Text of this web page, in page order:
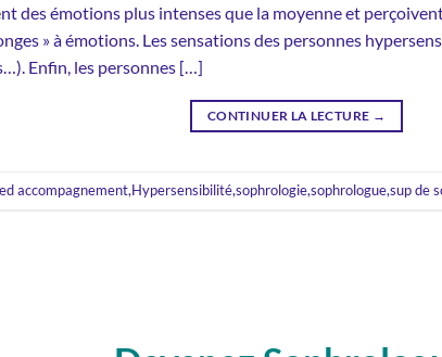
des émotions plus intenses que la moyenne et
» à émotions. Les sensations des personnes
Enfin, les personnes […]
CONTINUER LA LECTURE →
accompagnement,Hypersensibilité,sophrologie,sophrologue,sup de